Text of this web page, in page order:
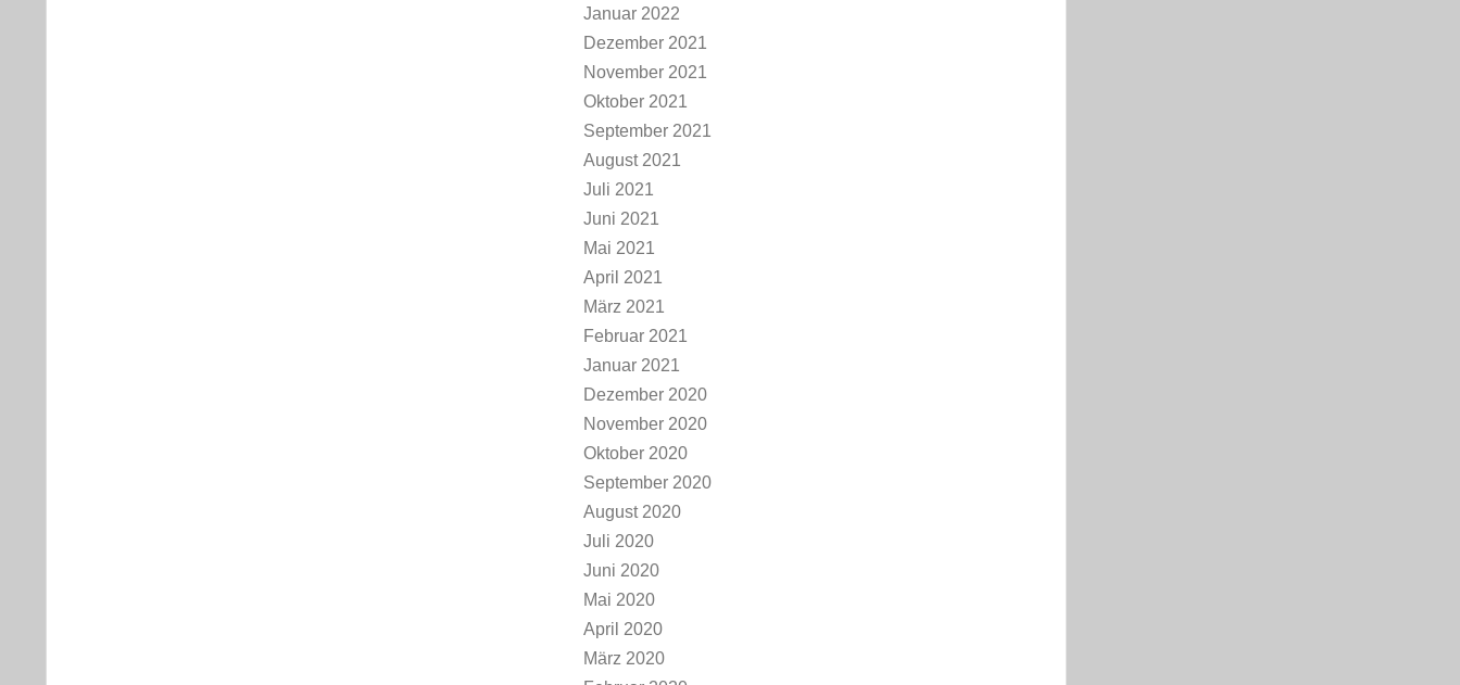
Januar 2022
Dezember 2021
November 2021
Oktober 2021
September 2021
August 2021
Juli 2021
Juni 2021
Mai 2021
April 2021
März 2021
Februar 2021
Januar 2021
Dezember 2020
November 2020
Oktober 2020
September 2020
August 2020
Juli 2020
Juni 2020
Mai 2020
April 2020
März 2020